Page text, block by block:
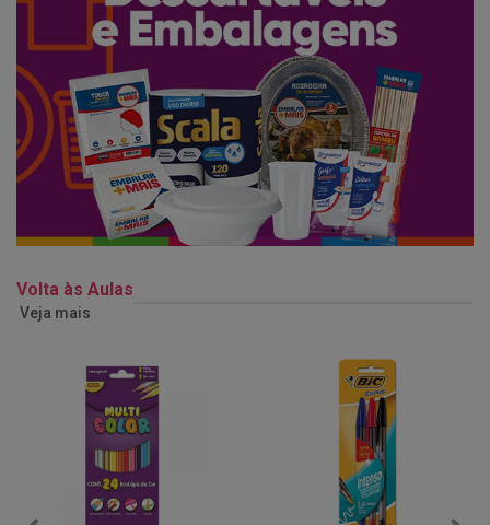
Volta às Aulas
Veja mais